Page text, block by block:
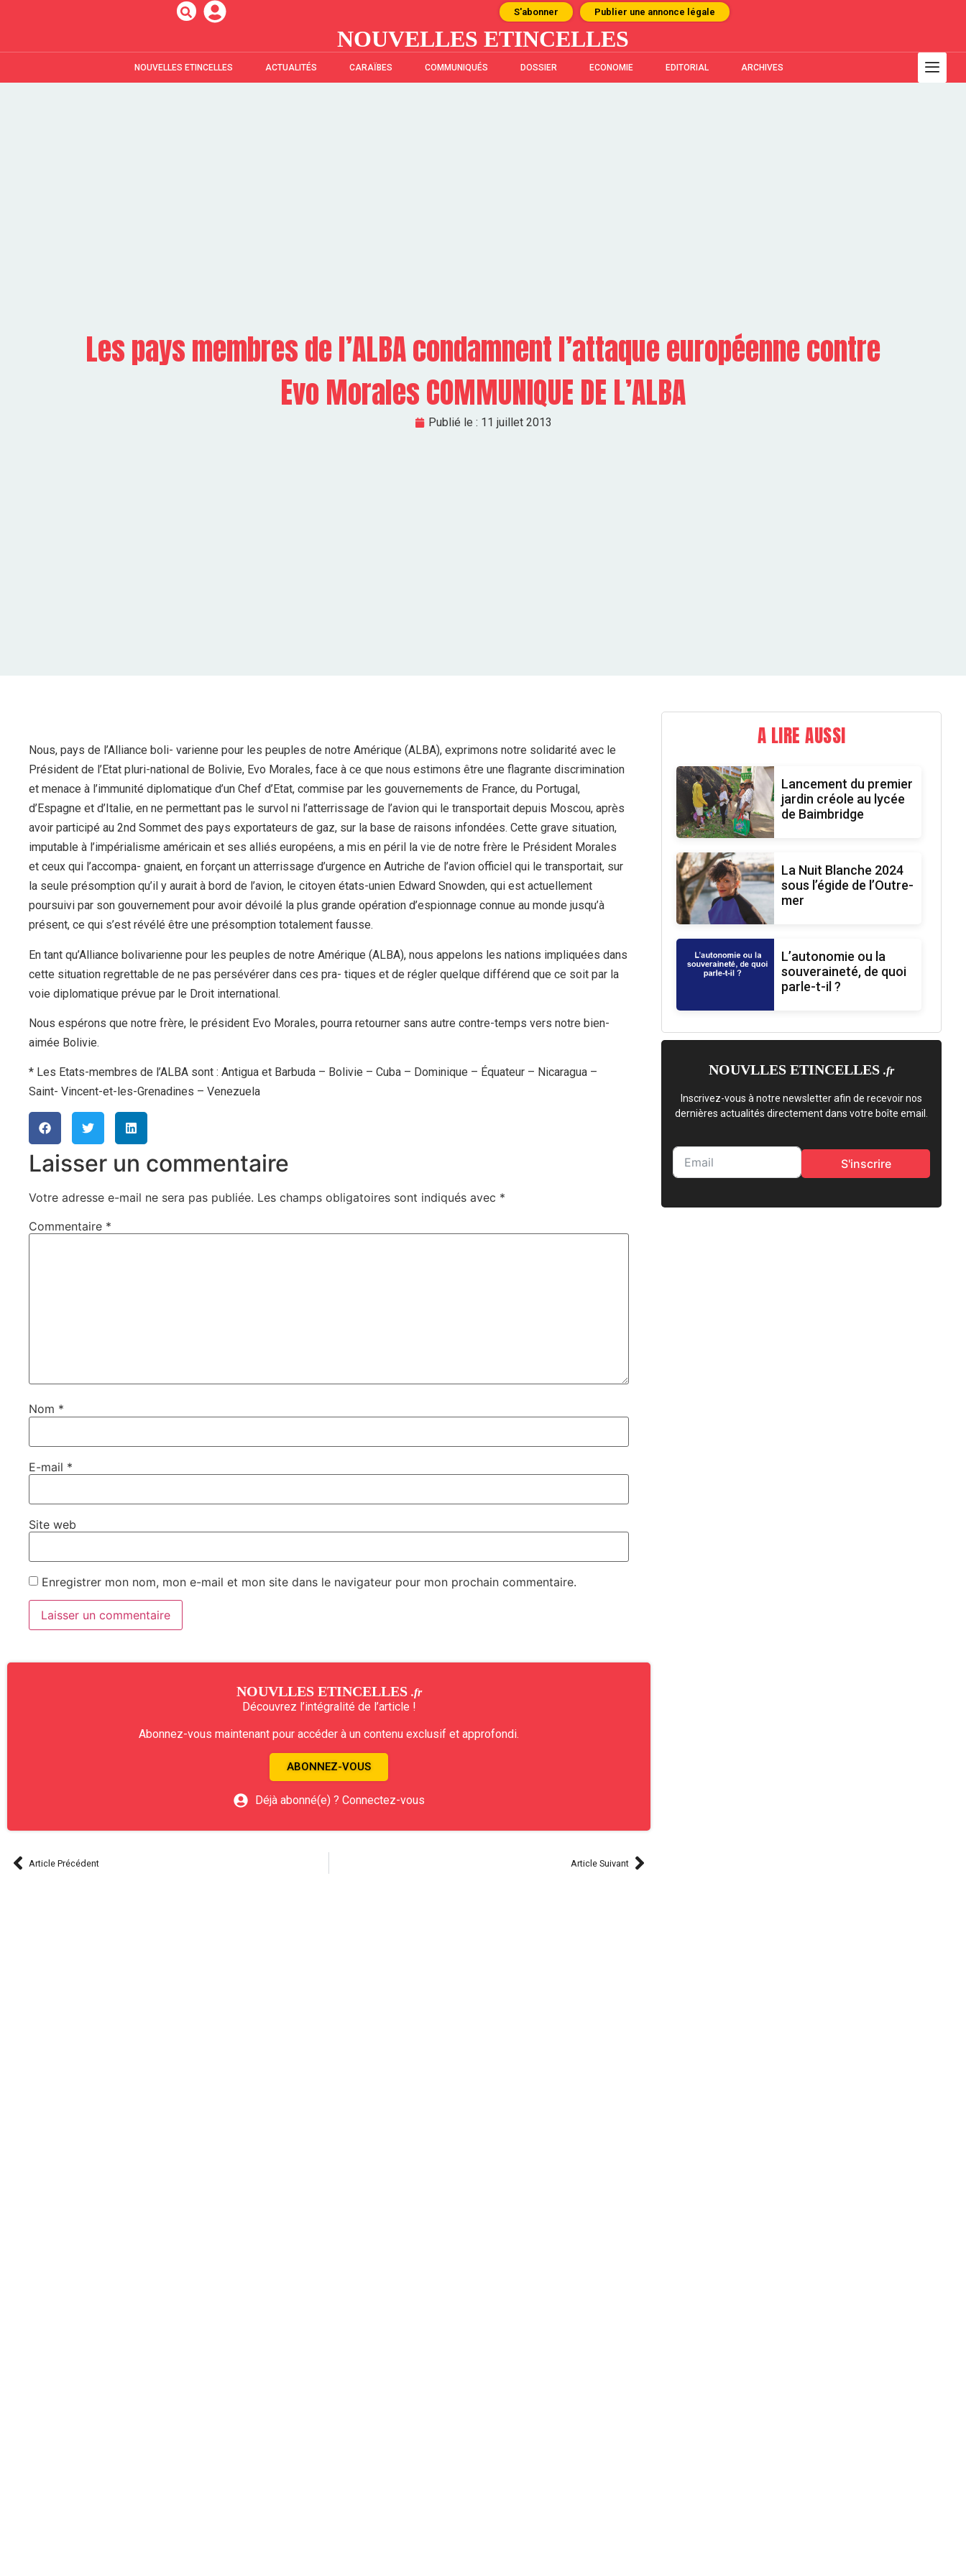
S'abonner Publier une annonce légale
NOUVELLES ETINCELLES
NOUVELLES ETINCELLES ACTUALITÉS CARAÏBES COMMUNIQUÉS DOSSIER ECONOMIE EDITORIAL ARCHIVES
Les pays membres de l’ALBA condamnent l’attaque européenne contre
Evo Morales COMMUNIQUE DE L’ALBA
Publié le : 11 juillet 2013
Nous, pays de l’Alliance boli- varienne pour les peuples de notre Amérique (ALBA), exprimons notre solidarité avec le
Président de l’Etat pluri-national de Bolivie, Evo Morales, face à ce que nous estimons être une flagrante discrimination
et menace à l’immunité diplomatique d’un Chef d’Etat, commise par les gouvernements de France, du Portugal,
d’Espagne et d’Italie, en ne permettant pas le survol ni l’atterrissage de l’avion qui le transportait depuis Moscou, après
avoir participé au 2nd Sommet des pays exportateurs de gaz, sur la base de raisons infondées. Cette grave situation,
imputable à l’impérialisme américain et ses alliés européens, a mis en péril la vie de notre frère le Président Morales
et ceux qui l’accompa- gnaient, en forçant un atterrissage d’urgence en Autriche de l’avion officiel qui le transportait, sur
la seule présomption qu’il y aurait à bord de l’avion, le citoyen états-unien Edward Snowden, qui est actuellement
poursuivi par son gouvernement pour avoir dévoilé la plus grande opération d’espionnage connue au monde jusqu’à
présent, ce qui s’est révélé être une présomption totalement fausse.
En tant qu’Alliance bolivarienne pour les peuples de notre Amérique (ALBA), nous appelons les nations impliquées dans
cette situation regrettable de ne pas persévérer dans ces pra- tiques et de régler quelque différend que ce soit par la
voie diplomatique prévue par le Droit international.
Nous espérons que notre frère, le président Evo Morales, pourra retourner sans autre contre-temps vers notre bien-
aimée Bolivie.
* Les Etats-membres de l’ALBA sont : Antigua et Barbuda – Bolivie – Cuba – Dominique – Équateur – Nicaragua –
Saint- Vincent-et-les-Grenadines – Venezuela
Laisser un commentaire
Votre adresse e-mail ne sera pas publiée. Les champs obligatoires sont indiqués avec *
Commentaire *
Nom *
E-mail *
Site web
Enregistrer mon nom, mon e-mail et mon site dans le navigateur pour mon prochain commentaire.
NOUVLLES ETINCELLES .fr
Découvrez l’intégralité de l’article !
Abonnez-vous maintenant pour accéder à un contenu exclusif et approfondi.
ABONNEZ-VOUS
Déjà abonné(e) ? Connectez-vous
Article Précédent Article Suivant
A LIRE AUSSI
Lancement du premier
jardin créole au lycée
de Baimbridge
La Nuit Blanche 2024
sous l’égide de l’Outre-
mer
L’autonomie ou la
souveraineté, de quoi
parle-t-il ?
NOUVLLES ETINCELLES .fr
Inscrivez-vous à notre newsletter afin de recevoir nos
dernières actualités directement dans votre boîte email.
S'inscrire